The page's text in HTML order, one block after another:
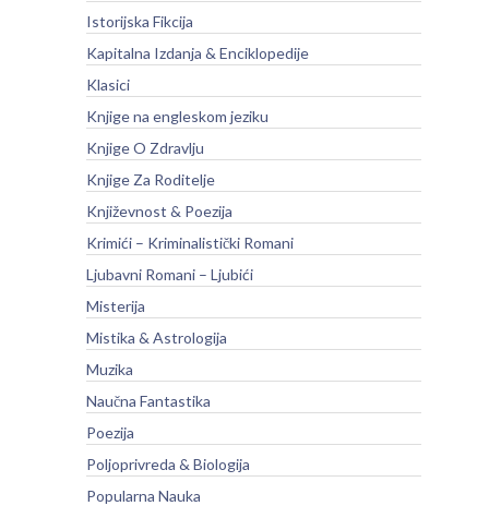
Istorijska Fikcija
Kapitalna Izdanja & Enciklopedije
Klasici
Knjige na engleskom jeziku
Knjige O Zdravlju
Knjige Za Roditelje
Književnost & Poezija
Krimići – Kriminalistički Romani
Ljubavni Romani – Ljubići
Misterija
Mistika & Astrologija
Muzika
Naučna Fantastika
Poezija
Poljoprivreda & Biologija
Popularna Nauka